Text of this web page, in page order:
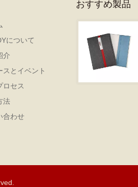
について
介
スとイベント
ロセス
法
合わせ
おすすめ製品
は、軽量で持ち
由に交換可能で、
セサリーを追加す
す。